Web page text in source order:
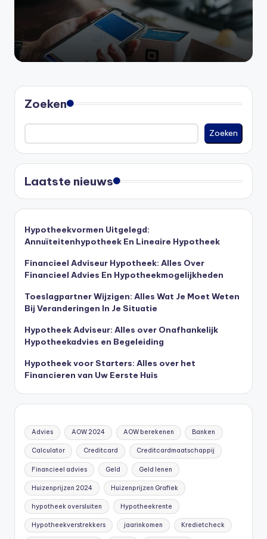
Zoeken
Zoeken
Laatste nieuws
Hypotheekvormen Uitgelegd:
Annuïteitenhypotheek En Lineaire Hypotheek
Financieel Adviseur Hypotheek: Alles Over
Financieel Advies En Hypotheekmogelijkheden
Toeslagpartner Wijzigen: Alles Wat Je Moet Weten
Bij Veranderingen In Je Situatie
Hypotheek Adviseur: Alles over Onafhankelijk
Hypotheekadvies en Begeleiding
Hypotheek voor Starters: Alles over het
Financieren van Uw Eerste Huis
Advies AOW 2024 AOW berekenen Banken
Calculator Creditcard Creditcardmaatschappij
Financieel advies Geld Geld lenen
Huizenprijzen 2024 Huizenprijzen Grafiek
hypotheek oversluiten Hypotheekrente
Hypotheekverstrekkers jaarinkomen Kredietcheck